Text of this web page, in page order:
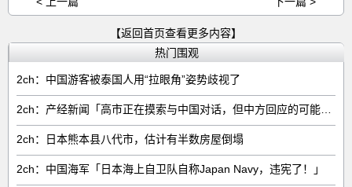
【返回首页查看更多内容】
热门围观
2ch：中国游客被泰国人用“拉眼角”姿势歧视了
2ch：日本熊本县八代市，估计有半数房屋倒塌
2ch：中国海军「日本海上自卫队自称Japan Navy，违宪了！」